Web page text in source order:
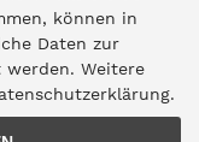
können in
Daten zur
werden. Weitere